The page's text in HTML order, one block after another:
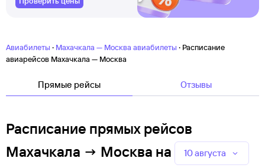
Авиабилеты · Махачкала — Москва авиабилеты · Расписание
авиарейсов Махачкала — Москва
Прямые рейсы Отзывы
Расписание прямых рейсов
Махачкала → Москва на 10 августа